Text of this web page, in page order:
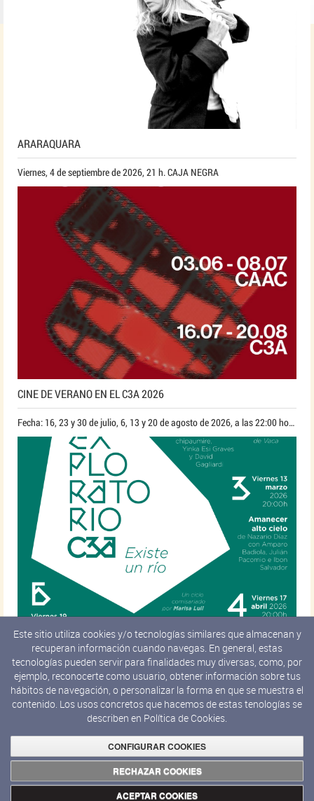
ARARAQUARA
Viernes, 4 de septiembre de 2026, 21 h. CAJA NEGRA
CINE DE VERANO EN EL C3A 2026
Fecha: 16, 23 y 30 de julio, 6, 13 y 20 de agosto de 2026, a las 22:00 horas*
EXPLORATORIO 2026
De enero a junio de 2026 y de septiembre a octubre de 2026
Página 1 de 1
←
Anterior
Este sitio utiliza cookies y/o tecnologías similares que almacenan y
recuperan información cuando navegas. En general, estas
tecnologías pueden servir para finalidades muy diversas, como, por
ejemplo, reconocerte como usuario, obtener información sobre tus
hábitos de navegación, o personalizar la forma en que se muestra el
contenido. Los usos concretos que hacemos de estas tenologías se
describen en Política de Cookies.
CONFIGURAR COOKIES
RECHAZAR COOKIES
ACEPTAR COOKIES